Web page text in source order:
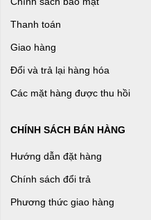
Thanh toán
Giao hàng
Đổi và trả lại hàng hóa
Các mặt hàng được thu hồi
CHÍNH SÁCH BÁN HÀNG
Hướng dẫn đặt hàng
Chính sách đổi trả
Phương thức giao hàng